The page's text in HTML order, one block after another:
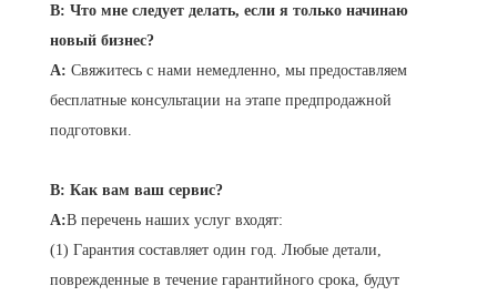
В: Что мне следует делать, если я только начинаю
новый бизнес?
A: Свяжитесь с нами немедленно, мы предоставляем
бесплатные консультации на этапе предпродажной
подготовки.
В: Как вам ваш сервис?
A:В перечень наших услуг входят:
(1) Гарантия составляет один год. Любые детали,
поврежденные в течение гарантийного срока, будут